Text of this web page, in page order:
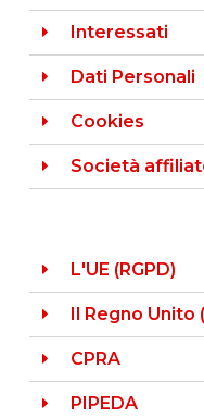
Interessati
Dati Personali
Cookies
Società
L'UE (RGPD)
Il Regno Unito
CPRA
PIPEDA